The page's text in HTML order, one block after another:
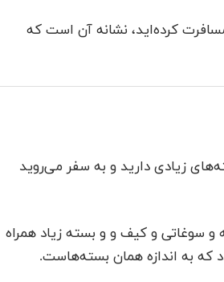
کرده‌اید، نشانه آن است که
زیادی دارید و به سفر می‌روید
و سوغاتی و کیف و و بسته زیاد همراه
که به اندازه همان بسته‌هاست.